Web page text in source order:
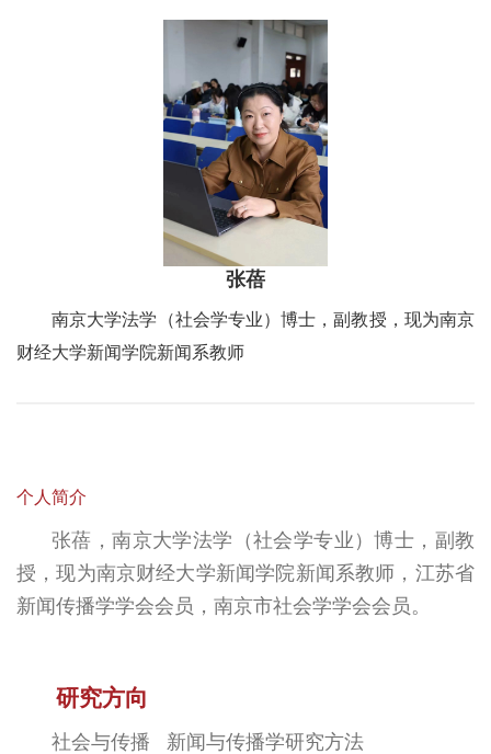
张蓓
南京大学法学（社会学专业）博士，副教授，现为南京
财经大学新闻学院新闻系教师
个人简介
张蓓，南京大学法学（社会学专业）博士，副教
授，现为南京财经大学新闻学院新闻系教师，江苏省
新闻传播学学会会员，南京市社会学学会会员。
研究方向
社会与传播 新闻与传播学研究方法